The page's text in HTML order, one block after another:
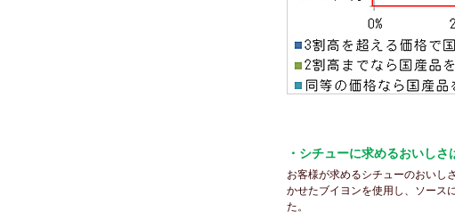
・シチューに求めるおいしさ
お客様が求めるシチューのおいし
かせたブイヨンを使用し、ソース
た。